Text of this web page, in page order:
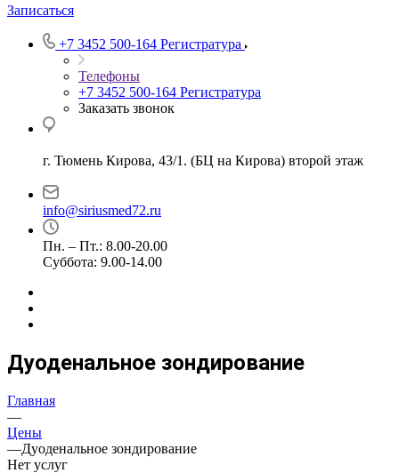
Записаться
+7 3452 500-164 Регистратура
Телефоны
+7 3452 500-164 Регистратура
Заказать звонок
г. Тюмень Кирова, 43/1. (БЦ на Кирова) второй этаж
info@siriusmed72.ru
Пн. – Пт.: 8.00-20.00
Суббота: 9.00-14.00
Дуоденальное зондирование
Главная
—
Цены
—Дуоденальное зондирование
Нет услуг